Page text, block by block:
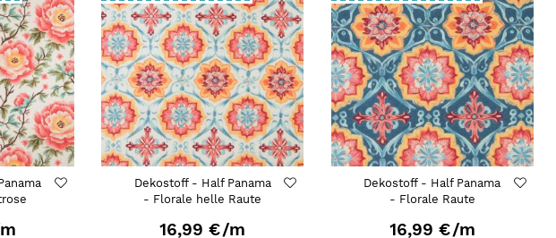
Dekostoff - Half Panama
- Florale helle Raute
16,99 €/m
Dekostoff - Half Panama
- Florale Raute
16,99 €/m